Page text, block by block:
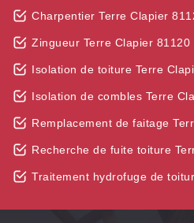
Charpentier Terre Clapier
Zingueur Terre Clapier 81120
Isolation de toiture Terre
Isolation de combles Terre
Remplacement de faitage
Recherche de fuite toiture
Traitement hydrofuge de